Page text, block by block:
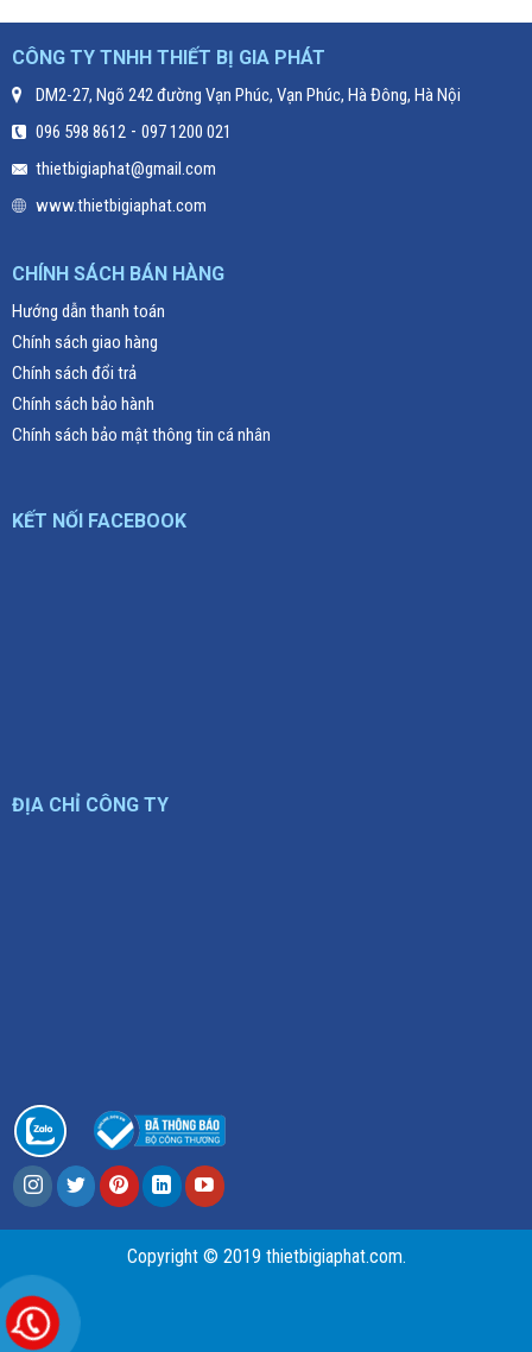
CÔNG TY TNHH THIẾT BỊ GIA PHÁT
DM2-27, Ngõ 242 đường Vạn Phúc, Vạn Phúc, Hà Đông, Hà Nội
096 598 8612- 097 1200 021
thietbigiaphat@gmail.com
www.thietbigiaphat.com
CHÍNH SÁCH BÁN HÀNG
Hướng dẫn thanh toán
Chính sách giao hàng
Chính sách đổi trả
Chính sách bảo hành
Chính sách bảo mật thông tin cá nhân
KẾT NỐI FACEBOOK
ĐỊA CHỈ CÔNG TY
Copyright © 2019 thietbigiaphat.com.